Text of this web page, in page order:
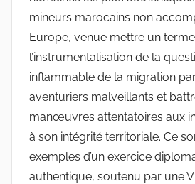
mineurs marocains non
Europe, venue mettre un
l’instrumentalisation de la
inflammable de la migration
aventuriers malveillants et
manœuvres attentatoires aux
à son intégrité territoriale. Ce
exemples d’un exercice
authentique, soutenu par une